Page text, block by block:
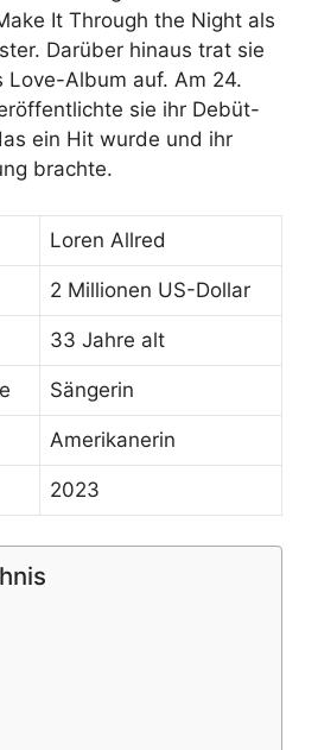
It Through the Night als
Darüber hinaus trat sie
Love-Album auf. Am 24.
sie ihr Debüt-
ein Hit wurde und ihr
brachte.
Loren Allred
2 Millionen US-Dollar
33 Jahre alt
Sängerin
Amerikanerin
2023